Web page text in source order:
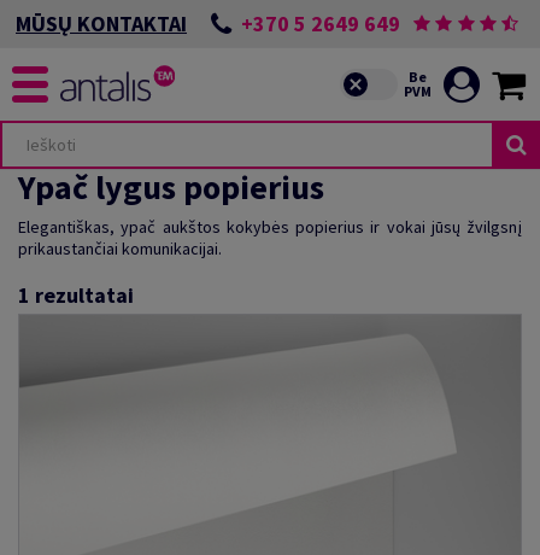
MŪSŲ KONTAKTAI +370 5 2649 649
Ypač lygus popierius
Elegantiškas, ypač aukštos kokybės popierius ir vokai jūsų žvilgsnį
prikaustančiai komunikacijai.
1 rezultatai